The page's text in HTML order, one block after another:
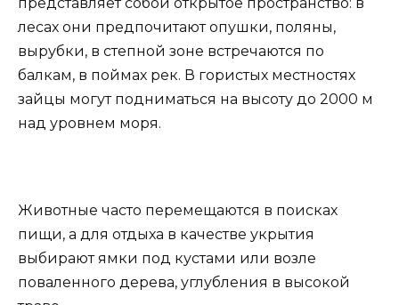
представляет собой открытое пространство: в
лесах они предпочитают опушки, поляны,
вырубки, в степной зоне встречаются по
балкам, в поймах рек. В гористых местностях
зайцы могут подниматься на высоту до 2000 м
над уровнем моря.
Животные часто перемещаются в поисках
пищи, а для отдыха в качестве укрытия
выбирают ямки под кустами или возле
поваленного дерева, углубления в высокой